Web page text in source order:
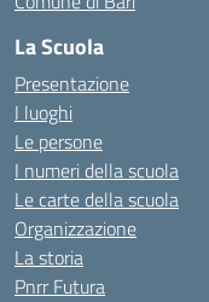
La Scuola
Presentazione
I luoghi
Le persone
I numeri della scuola
Le carte della scuola
Organizzazione
La storia
Pnrr Futura